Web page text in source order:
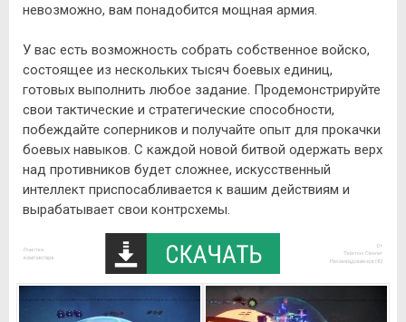
невозможно, вам понадобится мощная армия.
У вас есть возможность собрать собственное войско,
состоящее из нескольких тысяч боевых единиц,
готовых выполнить любое задание. Продемонстрируйте
свои тактические и стратегические способности,
побеждайте соперников и получайте опыт для прокачки
боевых навыков. С каждой новой битвой одержать верх
над противников будет сложнее, искусственный
интеллект приспосабливается к вашим действиям и
вырабатывает свои контрсхемы.